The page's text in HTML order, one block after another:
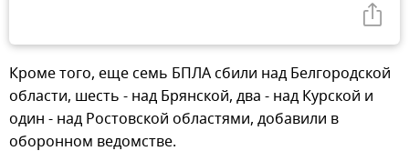
Кроме того, еще семь БПЛА сбили над Белгородской
области, шесть - над Брянской, два - над Курской и
один - над Ростовской областями, добавили в
оборонном ведомстве.